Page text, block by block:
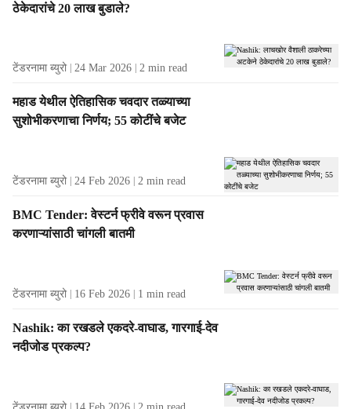
ठेकेदारांचे 20 लाख बुडाले?
टेंडरनामा ब्युरो 24 Mar 2026 2 min read
महाड येथील ऐतिहासिक चवदार तळ्याच्या
सुशोभीकरणाचा निर्णय; 55 कोटींचे बजेट
टेंडरनामा ब्युरो 24 Feb 2026 2 min read
BMC Tender: वेस्टर्न फ्रीवे वरून प्रवास
करणाऱ्यांसाठी चांगली बातमी
टेंडरनामा ब्युरो 16 Feb 2026 1 min read
Nashik: का रखडले एकदरे-वाघाड, गारगाई-देव
नदीजोड प्रकल्प?